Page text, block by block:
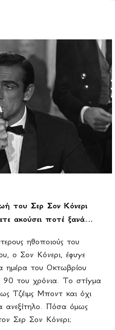
του Σερ Σον Κόνερι
ακούσει ποτέ ξανά…
ηθοποιούς του
ο Σον Κόνερι, έφυγε
ημέρα του Οκτωβρίου
90 του χρόνια. Το στίγμα
Τζέιμς Μποντ και όχι
ανεξίτηλο. Πόσα όμως
Σερ Σον Κόνερι;